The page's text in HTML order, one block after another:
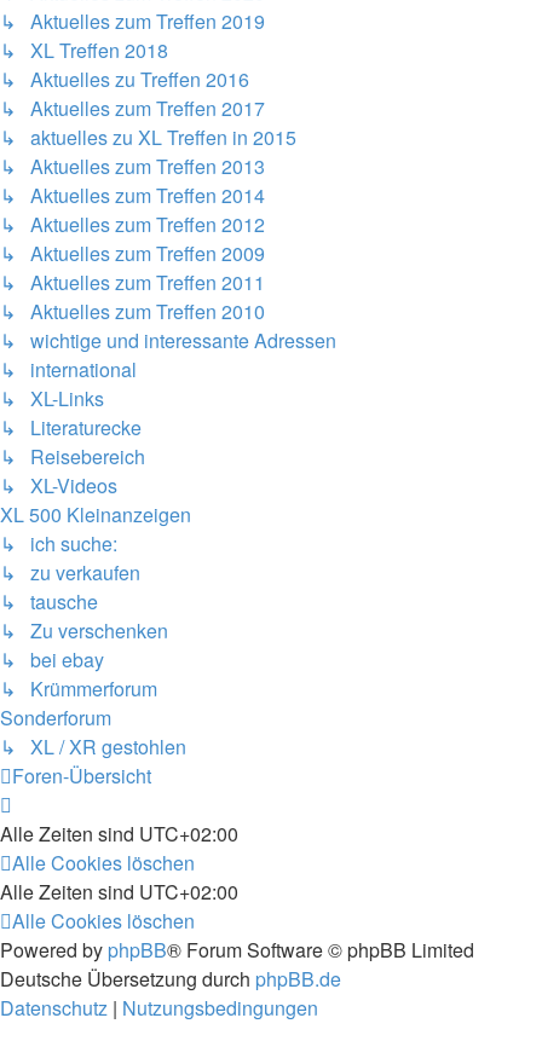
↳ Aktuelles zum Treffen 2019
↳ XL Treffen 2018
↳ Aktuelles zu Treffen 2016
↳ Aktuelles zum Treffen 2017
↳ aktuelles zu XL Treffen in 2015
↳ Aktuelles zum Treffen 2013
↳ Aktuelles zum Treffen 2014
↳ Aktuelles zum Treffen 2012
↳ Aktuelles zum Treffen 2009
↳ Aktuelles zum Treffen 2011
↳ Aktuelles zum Treffen 2010
↳ wichtige und interessante Adressen
↳ international
↳ XL-Links
↳ Literaturecke
↳ Reisebereich
↳ XL-Videos
XL 500 Kleinanzeigen
↳ ich suche:
↳ zu verkaufen
↳ tausche
↳ Zu verschenken
↳ bei ebay
↳ Krümmerforum
Sonderforum
↳ XL / XR gestohlen
Foren-Übersicht
Alle Zeiten sind UTC+02:00
Alle Cookies löschen
Alle Zeiten sind UTC+02:00
Alle Cookies löschen
Powered by phpBB® Forum Software © phpBB Limited
Deutsche Übersetzung durch phpBB.de
Datenschutz | Nutzungsbedingungen